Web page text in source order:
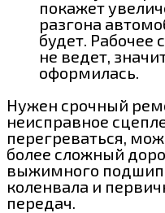
покажет
разгона
будет. Рабочее
не ведет,
оформилась.
Нужен срочный
неисправное
перегреваться,
более сложный
выжимного
коленвала и
передач.